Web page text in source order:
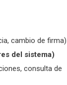
cambio de
del sistema)
consulta de